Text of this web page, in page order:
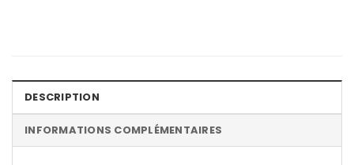
DESCRIPTION
INFORMATIONS COMPLÉMENTAIRES